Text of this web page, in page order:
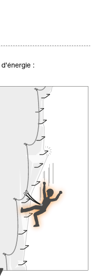
: